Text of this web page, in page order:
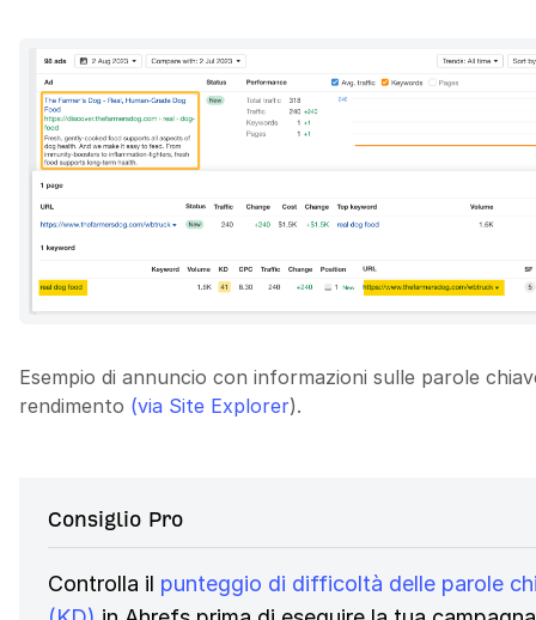
Esempio di annuncio con informazioni sulle parole
rendimento (via Site Explorer).
Consiglio Pro
Controlla il punteggio di difficoltà delle parole